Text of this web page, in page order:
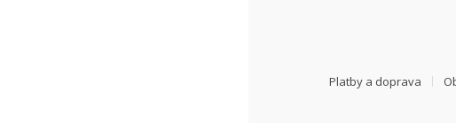
Platby a doprava